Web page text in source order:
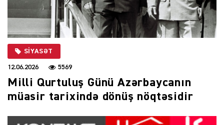
SIYASƏT
12.06.2026 5569
Milli Qurtuluş Günü Azərbaycanın
müasir tarixində dönüş nöqtəsidir